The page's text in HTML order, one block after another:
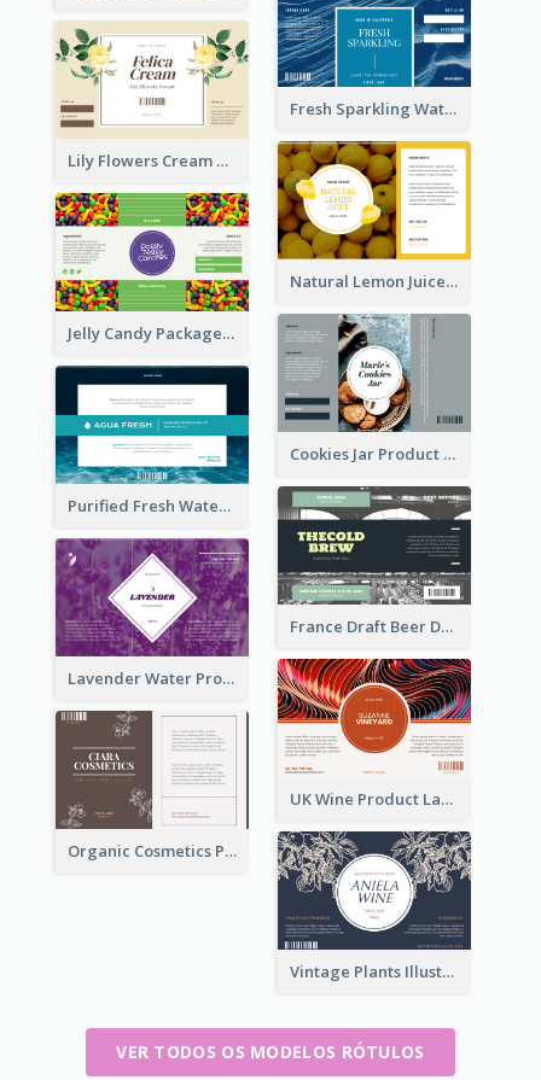
Fresh Sparkling Water Label
Lily Flowers Cream Product Label
Natural Lemon Juice Label
Jelly Candy Package Label
Cookies Jar Product Label
Purified Fresh Water Drink Label
France Draft Beer Drink Label
Lavender Water Product Label
UK Wine Product Label
Organic Cosmetics Product Label
Vintage Plants Illustration Wine Label
VER TODOS OS MODELOS RÓTULOS